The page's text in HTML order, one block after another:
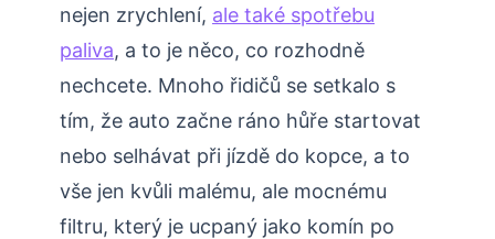
nejen zrychlení, ale také spotřebu
paliva, a to je něco, co rozhodně
nechcete. Mnoho řidičů se setkalo s
tím, že auto začne ráno hůře startovat
nebo selhávat při jízdě do kopce, a to
vše jen kvůli malému, ale mocnému
filtru, který je ucpaný jako komín po